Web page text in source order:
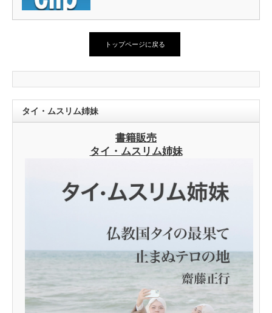
トップページに戻る
タイ・ムスリム姉妹
書籍販売
タイ・ムスリム姉妹